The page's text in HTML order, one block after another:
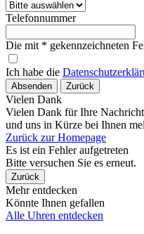
Telefonnummer
Die mit * gekennzeichneten
Ich habe die
Absenden Zurück
Vielen Dank
Vielen Dank für Ihre
und uns in Kürze bei Ihnen
Zurück zur Homepage
Es ist ein Fehler aufgetreten
Bitte versuchen Sie es erneut.
Zurück
Mehr entdecken
Könnte Ihnen gefallen
Alle Uhren entdecken